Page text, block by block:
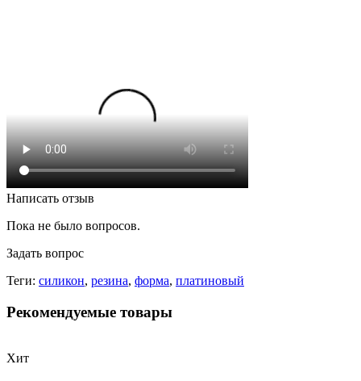
Написать отзыв
Пока не было вопросов.
Задать вопрос
Теги: силикон, резина, форма, платиновый
Рекомендуемые товары
Хит